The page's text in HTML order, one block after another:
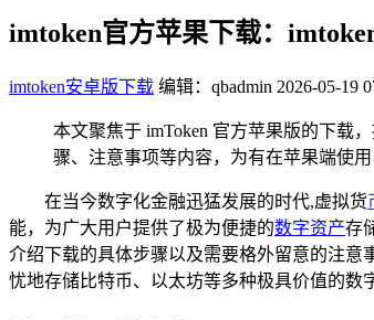
imtoken官方苹果下载：
imtoken安卓版下载 编辑：qbadmin 2026-05-19
本文聚焦于 imToken 官方苹果版的下载
骤、注意事项等内容，为有在苹果端使
在当今数字化金融迅猛发展的时代,虚拟货
能，为广大用户提供了极为便捷的数字资产存
介绍下载的具体步骤以及需要格外留意的注意
忧地存储比特币、以太坊等多种极具价值的数